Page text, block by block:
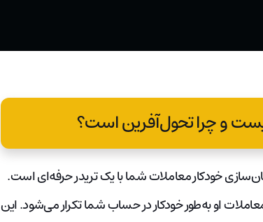
و چرا تحول‌آفرین است؟
خودکار معاملات شما با یک تریدر حرفه‌ای است.
او به‌طور خودکار در حساب شما تکرار می‌شود. این